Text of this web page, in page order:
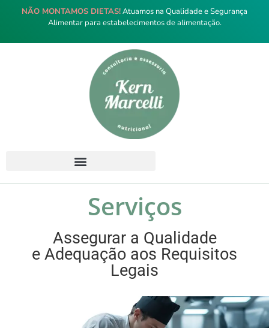
NÃO MONTAMOS DIETAS!Atuamos na Qualidade e Segurança
Alimentar para estabelecimentos de alimentação.
Serviços
Assegurar a Qualidade
e Adequação aos Requisitos
Legais